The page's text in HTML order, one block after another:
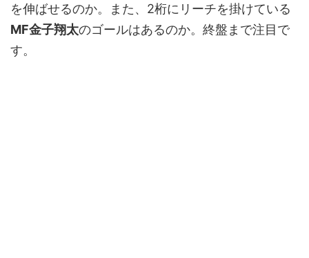
を伸ばせるのか。また、2桁にリーチを掛けている
MF金子翔太のゴールはあるのか。終盤まで注目で
す。